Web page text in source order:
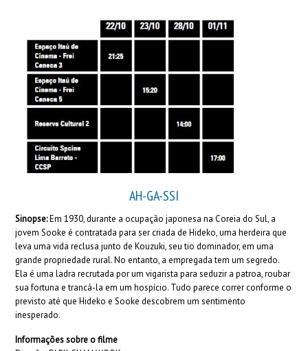
AH-GA-SSI
Sinopse:Em 1930, durante a ocupação japonesa na Coreia do Sul, a
jovem Sooke é contratada para ser criada de Hideko, uma herdeira que
leva uma vida reclusa junto de Kouzuki, seu tio dominador, em uma
grande propriedade rural. No entanto, a empregada tem um segredo.
Ela é uma ladra recrutada por um vigarista para seduzir a patroa, roubar
sua fortuna e trancá-la em um hospício. Tudo parece correr conforme o
previsto até que Hideko e Sooke descobrem um sentimento
inesperado.
Informações sobre o filme